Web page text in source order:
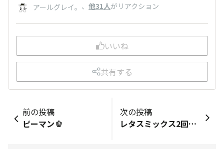
アールグレイ。 、 他31人がリアクション
いいね
共有する
前の投稿
ピーマン🫑
次の投稿
レタスミックス2回目🌱